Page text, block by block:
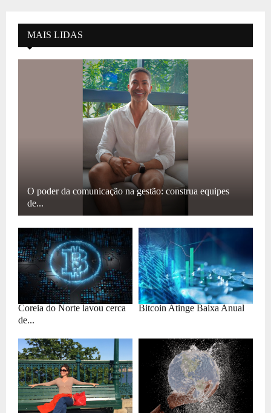
MAIS LIDAS
O poder da comunicação na gestão: construa equipes
de...
Coreia do Norte lavou cerca
de...
Bitcoin Atinge Baixa Anual